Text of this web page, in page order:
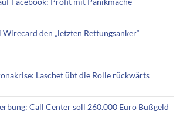
den „letzten Rettungsanker“
Laschet übt die Rolle rückwärts
Call Center soll 260.000 Euro Bußgeld